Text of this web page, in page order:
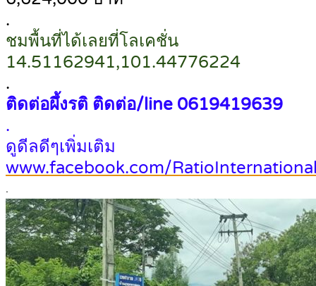
.
ชมพื้นที่ได้เลยที่โลเคชั่น
14.51162941,101.44776224
.
ติดต่อผึ้งรติ ติดต่อ/line 0619419639
.
ดูดีลดีๆเพิ่มเติม
www.facebook.com/
.